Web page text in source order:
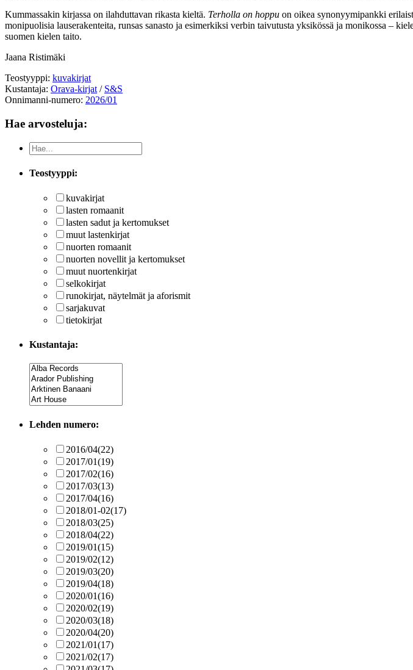
Kummassakin kirjassa on ilahduttavan rikasta kieltä. Terholla on hoppu on oikea synonyymipankki
monipuolisia lauserakenteita, runsas sanasto ja esimerkiksi verbin taivutusta yksikössä ja monikossa –
suomen kielen taito.
Jaana Ristimäki
Teostyyppi: kuvakirjat
Kustantaja: Orava-kirjat/ S&S
Onnimanni-numero: 2026/01
Hae arvosteluja:
Teostyyppi:
kuvakirjat
lasten romaanit
lasten sadut ja kertomukset
muut lastenkirjat
nuorten romaanit
nuorten novellit ja kertomukset
muut nuortenkirjat
selkokirjat
runokirjat, näytelmät ja aforismit
sarjakuvat
tietokirjat
Kustantaja:
Lehden numero:
2016/04(22)
2017/01(19)
2017/02(16)
2017/03(13)
2017/04(16)
2018/01-02(17)
2018/03(25)
2018/04(22)
2019/01(15)
2019/02(12)
2019/03(20)
2019/04(18)
2020/01(16)
2020/02(19)
2020/03(18)
2020/04(20)
2021/01(17)
2021/02(17)